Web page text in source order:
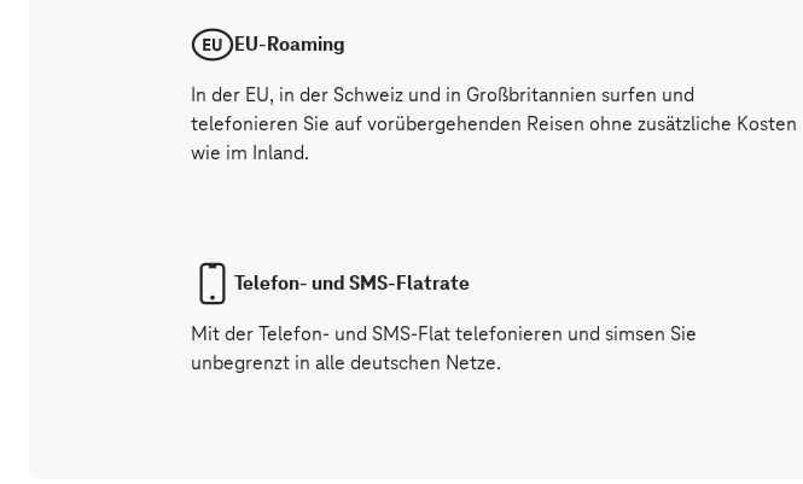
EU-Roaming
In der EU, in der Schweiz und in Großbritannien surfen und
telefonieren Sie auf vorübergehenden Reisen ohne zusätzliche Kosten
wie im Inland.
Telefon- und SMS-Flatrate
Mit der Telefon- und SMS-Flat telefonieren und simsen Sie
unbegrenzt in alle deutschen Netze.